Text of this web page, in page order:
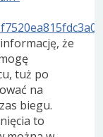
że
tuż po
na
biegu.
to